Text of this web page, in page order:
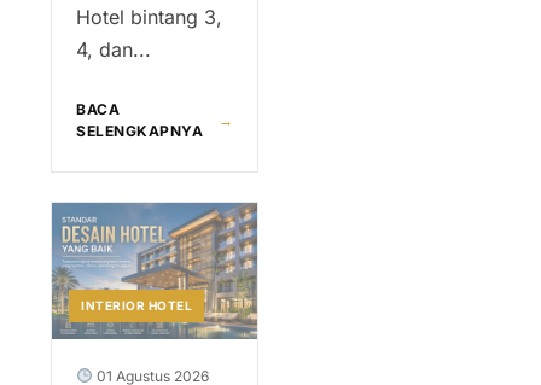
Hotel bintang 3,
4, dan...
BACA
SELENGKAPNYA
→
INTERIOR HOTEL
01 Agustus 2026